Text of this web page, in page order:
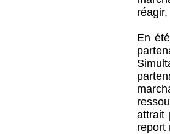
En
attrait
report